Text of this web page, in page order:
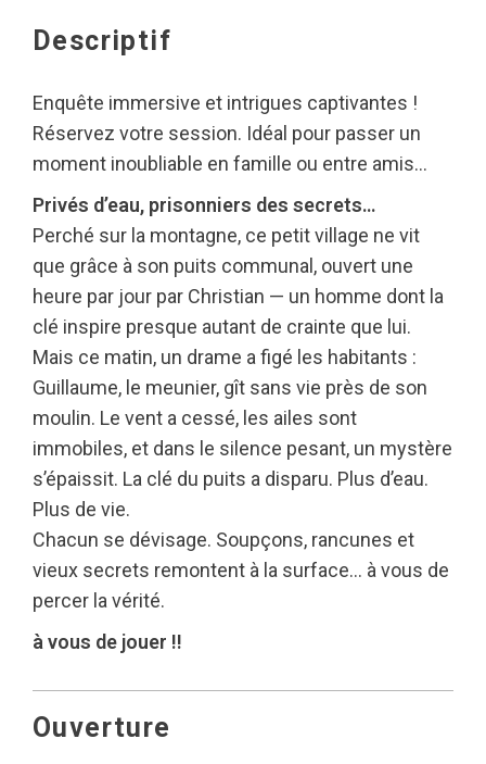
Descriptif
Enquête immersive et intrigues captivantes !
Réservez votre session. Idéal pour passer un
moment inoubliable en famille ou entre amis…
Privés d’eau, prisonniers des secrets…
Perché sur la montagne, ce petit village ne vit
que grâce à son puits communal, ouvert une
heure par jour par Christian — un homme dont la
clé inspire presque autant de crainte que lui.
Mais ce matin, un drame a figé les habitants :
Guillaume, le meunier, gît sans vie près de son
moulin. Le vent a cessé, les ailes sont
immobiles, et dans le silence pesant, un mystère
s’épaissit. La clé du puits a disparu. Plus d’eau.
Plus de vie.
Chacun se dévisage. Soupçons, rancunes et
vieux secrets remontent à la surface… à vous de
percer la vérité.
à vous de jouer !!
Ouverture